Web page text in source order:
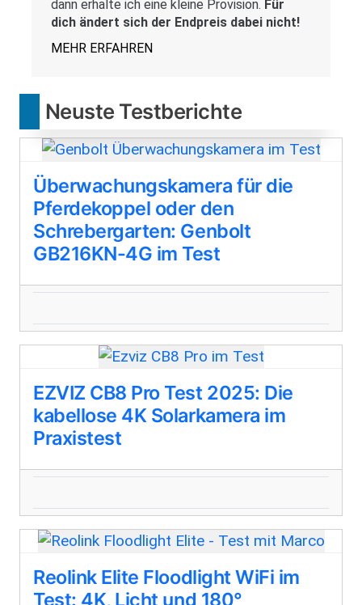
dann erhalte ich eine kleine Provision. Für
dich ändert sich der Endpreis dabei nicht!
MEHR ERFAHREN
Neuste Testberichte
Überwachungskamera für die
Pferdekoppel oder den
Schrebergarten: Genbolt
GB216KN-4G im Test
EZVIZ CB8 Pro Test 2025: Die
kabellose 4K Solarkamera im
Praxistest
Reolink Elite Floodlight WiFi im
Test: 4K, Licht und 180°